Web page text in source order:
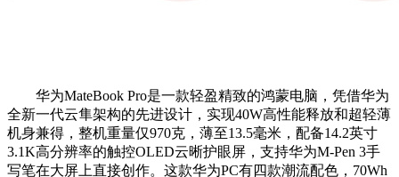
华为MateBook Pro是一款轻盈精致的鸿蒙电脑，凭借华为
全新一代云隼架构的先进设计，实现40W高性能释放和超轻薄
机身兼得，整机重量仅970克，薄至13.5毫米，配备14.2英寸
3.1K高分辨率的触控OLED云晰护眼屏，支持华为M-Pen 3手
写笔在大屏上直接创作。这款华为PC有四款潮流配色，70Wh